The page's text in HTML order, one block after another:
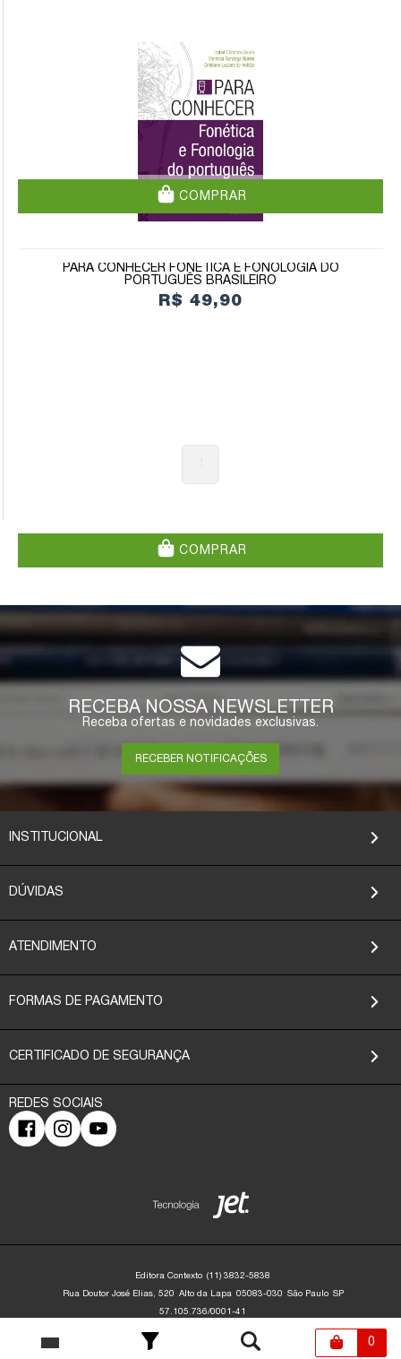
0
COMPRAR
PARA CONHECER FONÉTICA E FONOLOGIA DO
PORTUGUÊS BRASILEIRO
R$ 49,90
COMPRAR
RECEBA NOSSA NEWSLETTER
Receba ofertas e novidades exclusivas.
RECEBER NOTIFICAÇÕES
INSTITUCIONAL
DÚVIDAS
ATENDIMENTO
FORMAS DE PAGAMENTO
CERTIFICADO DE SEGURANÇA
Editora Contexto (11) 3832-5838
Rua Doutor José Elias, 520 Alto da Lapa 05083-030 São Paulo SP
57.105.736/0001-41
Lapa - São Paulo/SP - 05083-030 | contato@editoracontexto.com.br | +55 11